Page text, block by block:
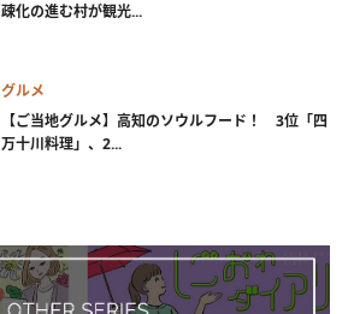
疎化の進む村が観光...
グルメ
【ご当地グルメ】高知のソウルフード！ 3位「四
万十川料理」、2...